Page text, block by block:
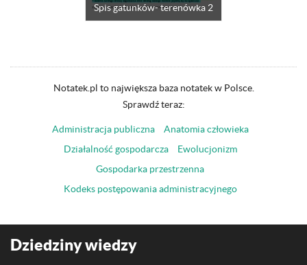
Spis gatunków- terenówka 2
Notatek.pl to największa baza notatek w Polsce.
Sprawdź teraz:
Administracja publiczna
Anatomia człowieka
Działalność gospodarcza
Ewolucjonizm
Gospodarka przestrzenna
Kodeks postępowania administracyjnego
Dziedziny wiedzy